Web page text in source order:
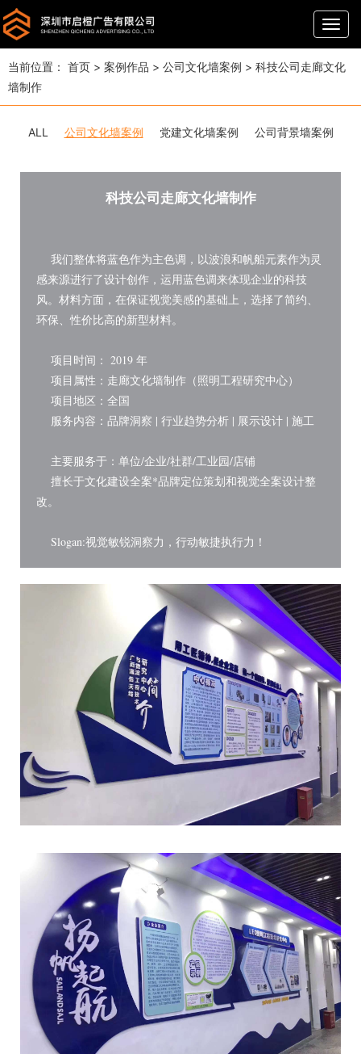
导
航
当前位置： 首页 > 案例作品 > 公司文化墙案例 > 科技公司走廊文化
墙制作
ALL 公司文化墙案例 党建文化墙案例 公司背景墙案例
科技公司走廊文化墙制作
我们整体将蓝色作为主色调，以波浪和帆船元素作为灵
感来源进行了设计创作，运用蓝色调来体现企业的科技
风。材料方面，在保证视觉美感的基础上，选择了简约、
环保、性价比高的新型材料。
项目时间： 2019 年
项目属性：走廊文化墙制作（照明工程研究中心）
项目地区：全国
服务内容：品牌洞察 | 行业趋势分析 | 展示设计 | 施工
主要服务于：单位/企业/社群/工业园/店铺
擅长于文化建设全案*品牌定位策划和视觉全案设计整
改。
Slogan:视觉敏锐洞察力，行动敏捷执行力！